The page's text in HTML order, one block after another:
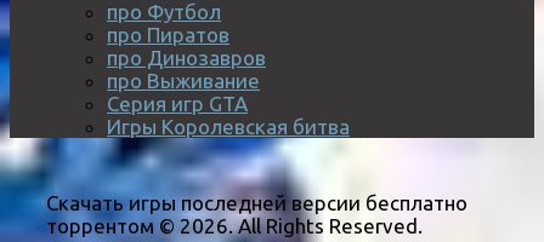
про Футбол
про Пиратов
про Динозавров
про Выживание
Серия игр GTA
Игры Королевская битва
Скачать игры последней версии бесплатно
торрентом © 2026. All Rights Reserved.